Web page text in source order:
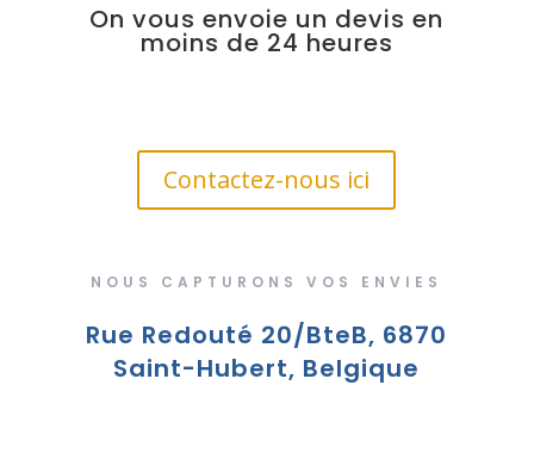
On vous envoie un devis en
moins de 24 heures
Contactez-nous ici
NOUS CAPTURONS VOS ENVIES
Rue Redouté 20/BteB, 6870
Saint-Hubert, Belgique